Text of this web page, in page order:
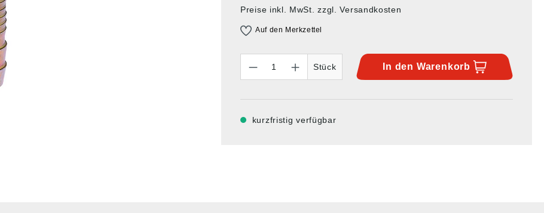
Preise inkl. MwSt. zzgl. Versandkosten
Auf den Merkzettel
Stück
In den Warenkorb
kurzfristig verfügbar